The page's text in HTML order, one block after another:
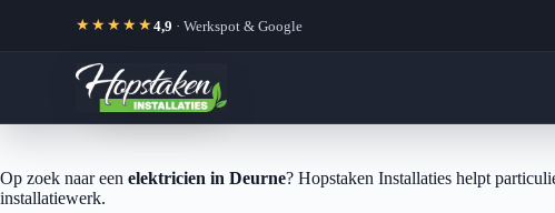
★★★★★4,9 · Werkspot & Google
de
inhoud
Op zoek naar een elektricien in Deurne? Hopstaken Installaties helpt
installatiewerk.